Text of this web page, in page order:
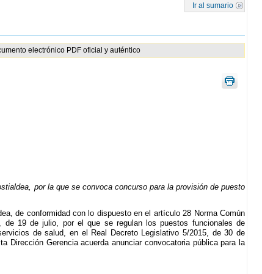
Ir al sumario
electrónico PDF oficial y auténtico
por la que se convoca concurso para la provisión de puesto
de conformidad con lo dispuesto en el artículo 28 Norma Común
19 de julio, por el que se regulan los puestos funcionales de
de salud, en el Real Decreto Legislativo 5/2015, de 30 de
Dirección Gerencia acuerda anunciar convocatoria pública para la